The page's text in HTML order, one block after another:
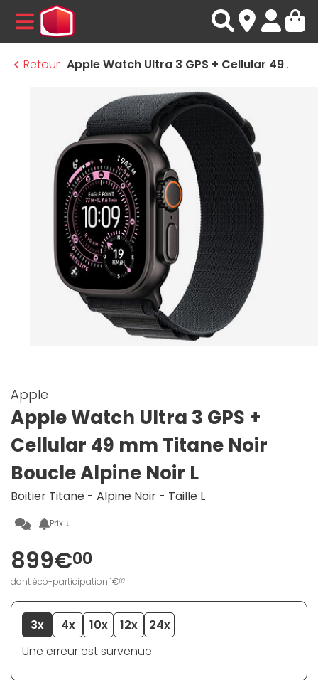
MENU
Retour
Apple Watch Ultra 3 GPS + Cellular 49 mm Titane Noir Boucle Alpine Noir L
Apple
Apple Watch Ultra 3 GPS +
Cellular 49 mm Titane Noir
Boucle Alpine Noir L
Boitier Titane - Alpine Noir - Taille L
Prix ↓
899€00
dont éco-participation 1€02
3x 4x 10x 12x
24x
Une erreur est survenue